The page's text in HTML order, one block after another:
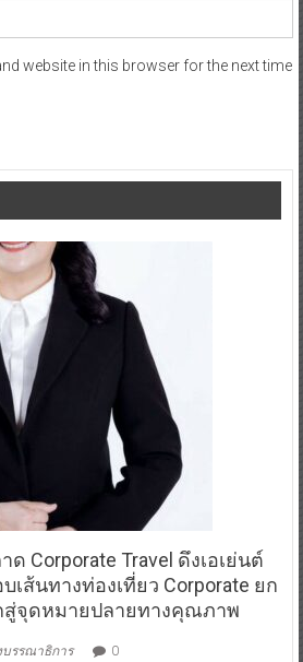
website in this browser for the next time
Corporate Travel ดึงเอเย่นต์
เส้นทางท่องเที่ยว Corporate ยก
สู่จุดหมายปลายทางคุณภาพ
บรรณาธิการ 0